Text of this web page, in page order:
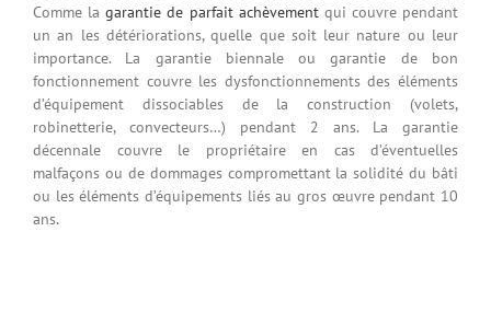
Comme lagarantie de parfait achèvementqui couvre pendant
un an les détériorations, quelle que soit leur nature ou leur
importance. La garantie biennale ou garantie de bon
fonctionnement couvre les dysfonctionnements des éléments
d’équipement dissociables de la construction (volets,
robinetterie, convecteurs…) pendant 2 ans. La garantie
décennale couvre le propriétaire en cas d’éventuelles
malfaçons ou de dommages compromettant la solidité du bâti
ou les éléments d’équipements liés au gros œuvre pendant 10
ans.